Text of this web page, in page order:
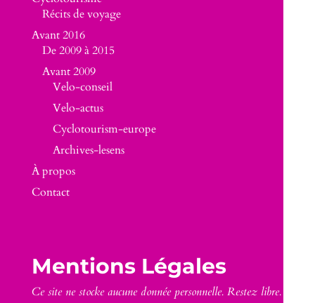
Récits de voyage
Avant 2016
De 2009 à 2015
Avant 2009
Velo-conseil
Velo-actus
Cyclotourism-europe
Archives-lesens
À propos
Contact
Mentions Légales
Ce site ne stocke aucune donnée personnelle. Restez libre.